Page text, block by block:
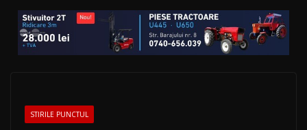
STIRILE PUNCTUL